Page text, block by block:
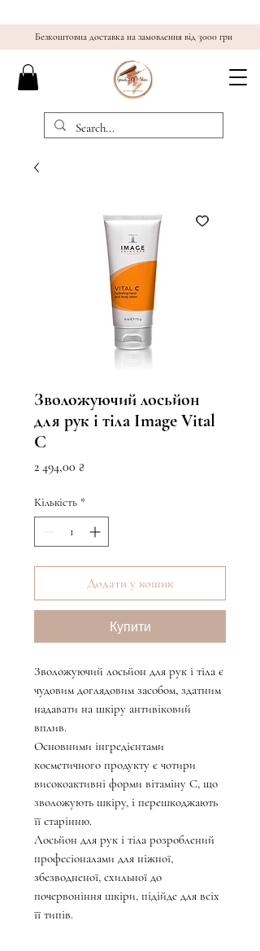
Безкоштовна доставка на замовлення від 3000 грн
Зволожуючий лосьйон
для рук і тіла Image Vital
C
2 494,00 ₴
Кількість *
Додати у кошик
Купити
Зволожуючий лосьйон для рук і тіла є
чудовим доглядовим засобом, здатним
надавати на шкіру антивіковий
вплив.
Основними інгредієнтами
косметичного продукту є чотири
високоактивні форми вітаміну С, що
зволожують шкіру, і перешкоджають
її старінню.
Лосьйон для рук і тіла розроблений
професіоналами для ніжної,
збезводненої, схильної до
почервоніння шкіри, підійде для всіх
її типів.